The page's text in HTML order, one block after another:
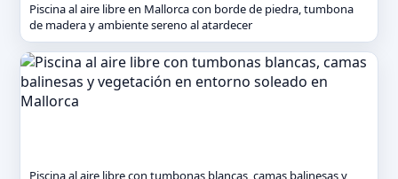
Piscina al aire libre en Mallorca con borde de piedra, tumbona
de madera y ambiente sereno al atardecer
Piscina al aire libre con tumbonas blancas, camas balinesas y